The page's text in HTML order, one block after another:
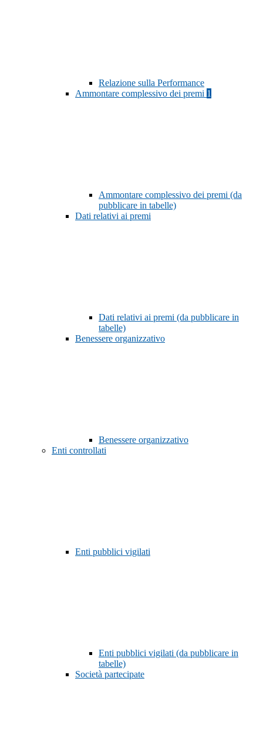
Relazione sulla Performance
Ammontare complessivo dei premi 1
Ammontare complessivo dei premi (da
pubblicare in tabelle)
Dati relativi ai premi
Dati relativi ai premi (da pubblicare in
tabelle)
Benessere organizzativo
Benessere organizzativo
Enti controllati
Enti pubblici vigilati
Enti pubblici vigilati (da pubblicare in
tabelle)
Società partecipate